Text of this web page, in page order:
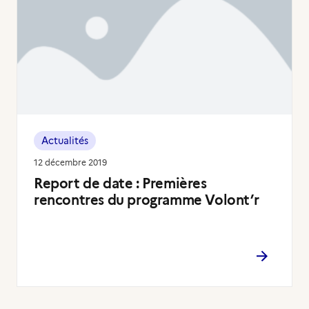
Actualités
12 décembre 2019
Report de date : Premières
rencontres du programme Volont’r